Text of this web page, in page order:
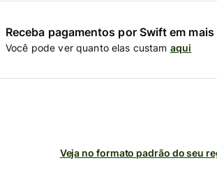
Receba pagamentos por Swift em mais
Você pode ver quanto elas custam aqui
Veja no formato padrão do seu